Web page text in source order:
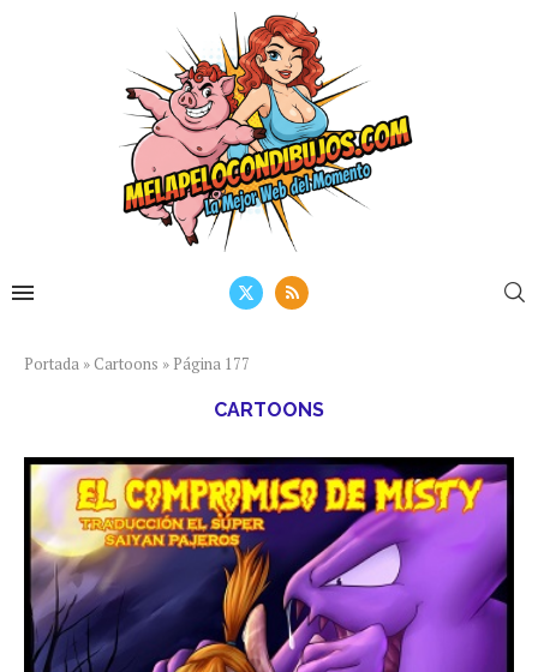
Portada » Cartoons » Página 177
CARTOONS